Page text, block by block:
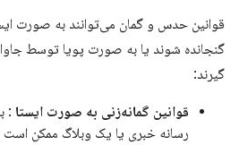
گنجانده شوند یا به صورت پویا توسط
گیرند:
قوانین گمانه‌زنی به صورت ایستا :
رسانه خبری یا یک وبلاگ ممکن است